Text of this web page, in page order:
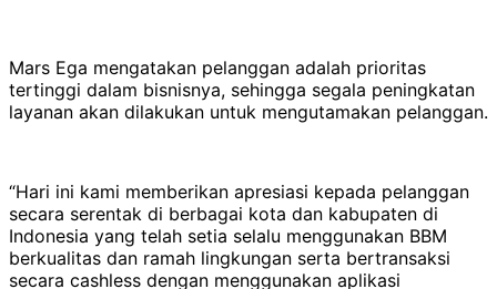
Mars Ega mengatakan pelanggan adalah prioritas
tertinggi dalam bisnisnya, sehingga segala peningkatan
layanan akan dilakukan untuk mengutamakan pelanggan.
“Hari ini kami memberikan apresiasi kepada pelanggan
secara serentak di berbagai kota dan kabupaten di
Indonesia yang telah setia selalu menggunakan BBM
berkualitas dan ramah lingkungan serta bertransaksi
secara cashless dengan menggunakan aplikasi